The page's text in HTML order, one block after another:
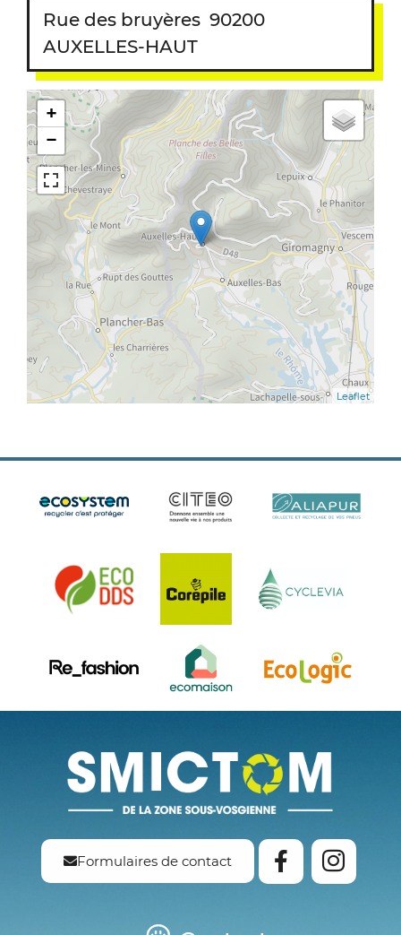
Rue des bruyères 90200
AUXELLES-HAUT
+
−
Leaflet
Formulaires de contact